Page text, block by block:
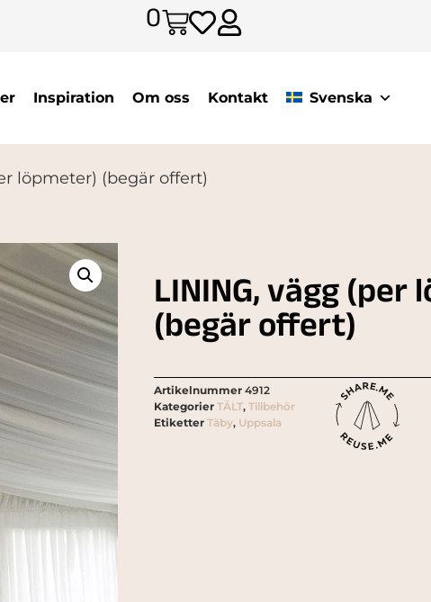
0
Inspiration Om oss Kontakt Svenska
löpmeter) (begär offert)
LINING, vägg (per
(begär offert)
Artikelnummer4912
Kategorier TÄLT,Tillbehör
Etiketter Täby, Uppsala